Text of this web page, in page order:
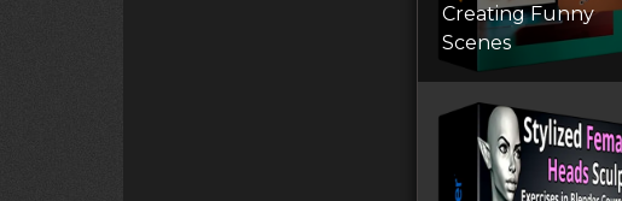
Creating Funny
Scenes